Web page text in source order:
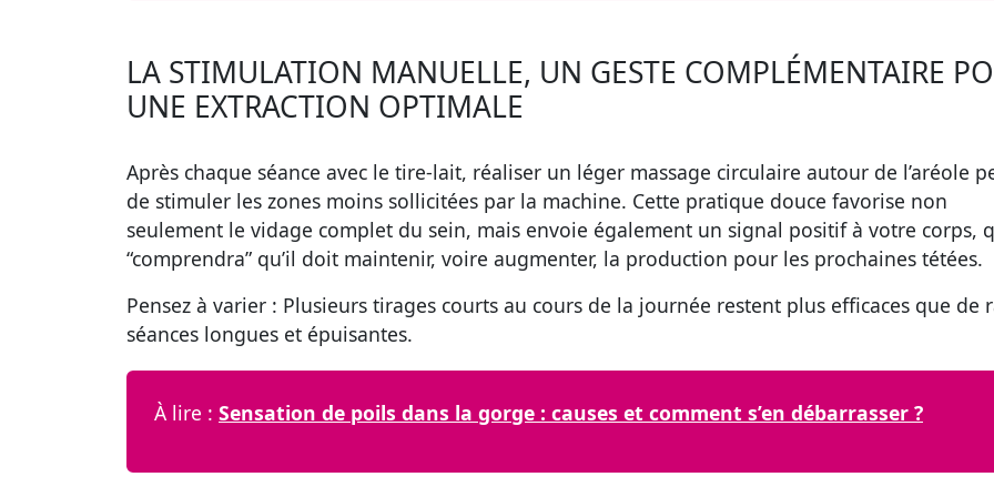
LA STIMULATION MANUELLE, UN GESTE COMPLÉMENTAIRE
UNE EXTRACTION OPTIMALE
Après chaque séance avec le tire-lait, réaliser un léger massage circulaire autour de l’aréole
de stimuler les zones moins sollicitées par la machine. Cette pratique douce favorise non
seulement le vidage complet du sein, mais envoie également un signal positif à votre corps,
“comprendra” qu’il doit maintenir, voire augmenter, la production pour les prochaines tétées.
Pensez à varier : Plusieurs tirages courts au cours de la journée restent plus efficaces que de
séances longues et épuisantes.
À lire : Sensation de poils dans la gorge : causes et comment s’en débarrasser ?